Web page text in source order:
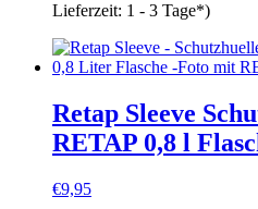
Lieferzeit: 1 - 3 Tage*)
Retap Sleeve
RETAP 0,8 l
€9,95